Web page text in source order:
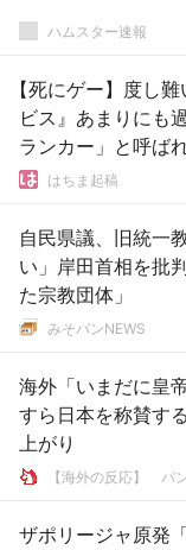
ハムスター速報
【死にゲー】度し
ビス』あまりにも
ランカー」と呼ば
はちま起稿
自民県議、旧統一
い」岸田首相を批
た宗教団体」
みそパンNEWS
海外「いまだに皇
すら日本を称賛す
上がり
【海外の反応】 パ
ザポリージャ原発